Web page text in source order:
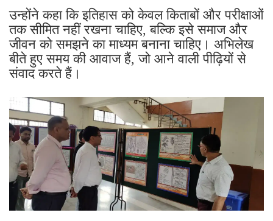
उन्होंने कहा कि इतिहास को केवल किताबों और परीक्षाओं
तक सीमित नहीं रखना चाहिए, बल्कि इसे समाज और
जीवन को समझने का माध्यम बनाना चाहिए। अभिलेख
बीते हुए समय की आवाज हैं, जो आने वाली पीढ़ियों से
संवाद करते हैं।